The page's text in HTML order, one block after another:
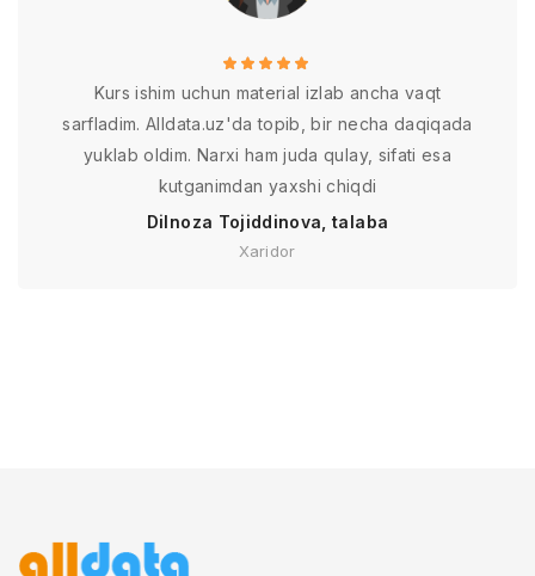
Kurs ishim uchun material izlab ancha vaqt
sarfladim. Alldata.uz'da topib, bir necha daqiqada
yuklab oldim. Narxi ham juda qulay, sifati esa
kutganimdan yaxshi chiqdi
Dilnoza Tojiddinova, talaba
Xaridor